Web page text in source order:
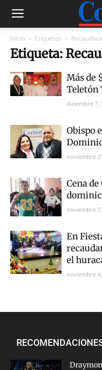
Inicio Etiquetas
Etiqueta:
Más de
Teletón
diciembre 7,
Obispo
noviembre
Cena
noviembre
En
el
noviembre